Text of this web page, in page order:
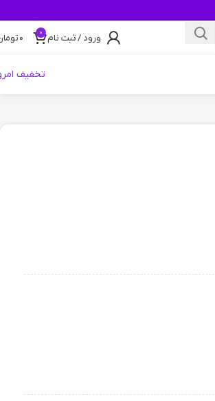
ورود / ثبت نام 0
0
تخفیف